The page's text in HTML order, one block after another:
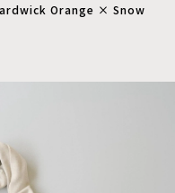
Orange × Snow